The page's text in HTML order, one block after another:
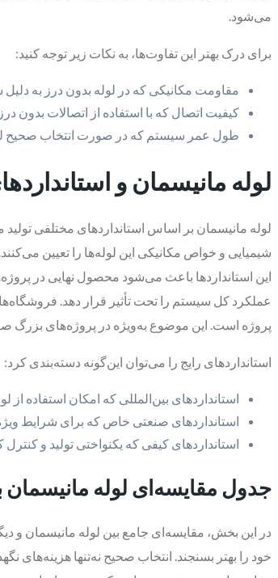
می‌شود.
برای درک بهتر این تفاوت‌ها، به نکات زیر توجه کنید:
مقاومت مکانیکی که در لوله بدون درز به دلیل
کیفیت اتصال که با استفاده از اتصالات بدون
طول عمر سیستم که در صورت انتخاب صحیح
لوله مانیسمان و
شیمیایی و خواص مکانیکی این لوله‌ها را تعیین
این استانداردها باعث می‌شود محصول نهایی در
عملکرد کل سیستم را تحت تأثیر قرار دهد.
پروژه است. این موضوع به‌ویژه در پروژه‌های بزرگ
استانداردهای رایج را می‌توان این‌گونه دسته‌بندی کرد:
استانداردهای بین‌المللی که امکان استفاده
استانداردهای صنعتی خاص که برای شرایط ویژه
استانداردهای کیفی که یکنواختی تولید و
جدول مقایسه‌ای لوله مانیسمان
در این بخش، مقایسه‌ای جامع بین لوله مانیسمان و
خود را بهتر بسنجند. انتخاب صحیح نه‌تنها هزینه‌های